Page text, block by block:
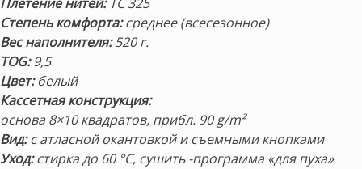
Степень комфорта:среднее (всесезонное)
Вес наполнителя:520 г.
TOG:9,5
Цвет:белый
Кассетная конструкция:
основа 8×10 квадратов, прибл. 90 g/m²
Вид:с атласной окантовкой и съемными кнопками
Уход:стирка до 60 °C, сушить -программа «для пуха»